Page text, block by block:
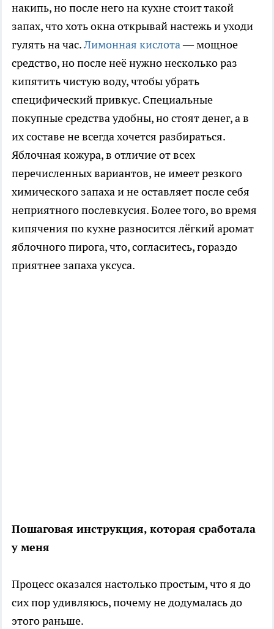
накипь, но после него на кухне стоит такой
запах, что хоть окна открывай настежь и уходи
гулять на час.Лимонная кислота— мощное
средство, но после неё нужно несколько раз
кипятить чистую воду, чтобы убрать
специфический привкус. Специальные
покупные средства удобны, но стоят денег, а в
их составе не всегда хочется разбираться.
Яблочная кожура, в отличие от всех
перечисленных вариантов, не имеет резкого
химического запаха и не оставляет после себя
неприятного послевкусия. Более того, во время
кипячения по кухне разносится лёгкий аромат
яблочного пирога, что, согласитесь, гораздо
приятнее запаха уксуса.
Пошаговая инструкция, которая сработала
у меня
Процесс оказался настолько простым, что я до
сих пор удивляюсь, почему не додумалась до
этого раньше.